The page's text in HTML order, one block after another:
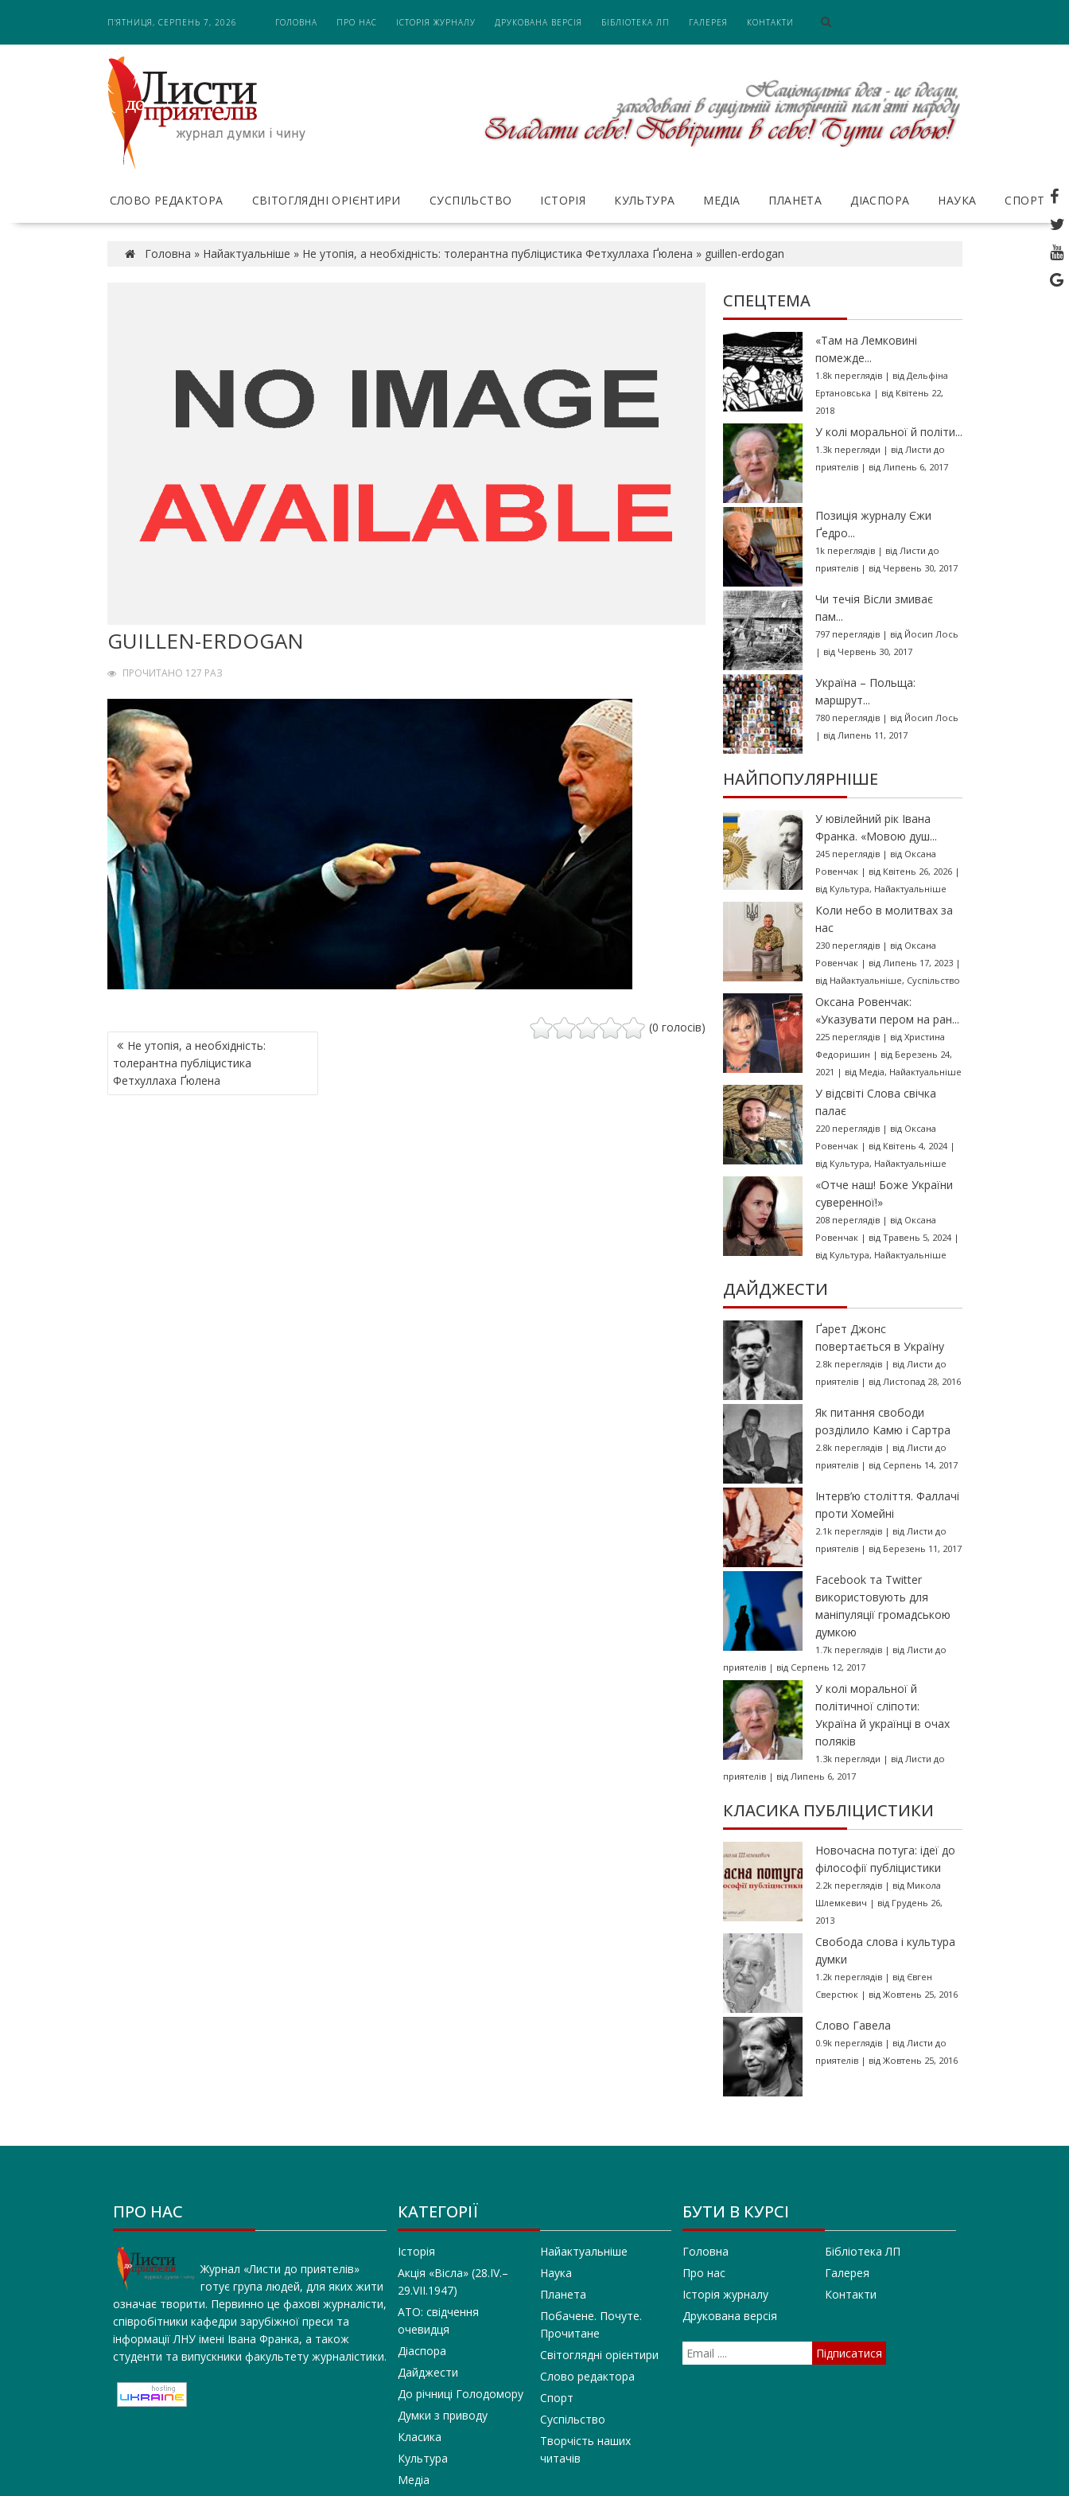
i
П’ЯТНИЦЯ, СЕРПЕНЬ 7, 2026 ГОЛОВНА ПРО НАС ІСТОРІЯ ЖУРНАЛУ ДРУКОВАНА ВЕРСІЯ БІБЛІОТЕКА ЛП ГАЛЕРЕЯ КОНТАКТИ
СЛОВО РЕДАКТОРА СВІТОГЛЯДНІ ОРІЄНТИРИ СУСПІЛЬСТВО ІСТОРІЯ КУЛЬТУРА МЕДІА ПЛАНЕТА ДІАСПОРА НАУКА СПОРТ
Головна » Найактуальніше » Не утопія, а необхідність: толерантна публіцистика Фетхуллаха Ґюлена » guillen-erdogan
GUILLEN-ERDOGAN
ПРОЧИТАНО 127 РАЗ
(0 голосів)
Н
А
В
І
Не утопія, а необхідність:
толерантна публіцистика
Фетхуллаха Ґюлена
СПЕЦТЕМА
«Там на Лемковині
помежде...
1.8k переглядів| від Дельфіна
Ертановська | від Квітень 22,
2018
У колі моральної й політи...
1.3k перегляди | від Листи до
приятелів| від Липень 6, 2017
Позиція журналу Єжи
Ґедро...
1k переглядів| від Листи до
приятелів| від Червень 30, 2017
Чи течія Вісли змиває
пам...
797 переглядів| від Йосип Лось
| від Червень 30, 2017
Україна – Польща:
маршрут...
780 переглядів| від Йосип Лось
| від Липень 11, 2017
НАЙПОПУЛЯРНІШЕ
У ювілейний рік Івана
Франка. «Мовою душ...
245 переглядів| від Оксана
Ровенчак| від Квітень 26, 2026|
від Культура, Найактуальніше
Коли небо в молитвах за
нас
230 переглядів| від Оксана
Ровенчак| від Липень 17, 2023|
від Найактуальніше, Суспільство
Оксана Ровенчак:
«Указувати пером на ран...
225 переглядів| від Христина
Федоришин | від Березень 24,
2021 | від Медіа, Найактуальніше
У відсвіті Слова свічка
палає
220 переглядів| від Оксана
Ровенчак| від Квітень 4, 2024|
від Культура, Найактуальніше
«Отче наш! Боже України
суверенної!»
208 переглядів| від Оксана
Ровенчак| від Травень 5, 2024|
від Культура, Найактуальніше
ДАЙДЖЕСТИ
Ґарет Джонс
повертається в Україну
2.8k переглядів| від Листи до
приятелів| від Листопад 28, 2016
Як питання свободи
розділило Камю і Сартра
2.8k переглядів| від Листи до
приятелів| від Серпень 14, 2017
Інтерв’ю століття. Фаллачі
проти Хомейні
2.1k переглядів| від Листи до
приятелів| від Березень 11, 2017
Facebook та Twitter
використовують для
маніпуляції громадською
думкою
1.7k переглядів| від Листи до
приятелів| від Серпень 12, 2017
У колі моральної й
політичної сліпоти:
Україна й українці в очах
поляків
1.3k перегляди | від Листи до
приятелів| від Липень 6, 2017
КЛАСИКА ПУБЛІЦИСТИКИ
Новочасна потуга: ідеї до
філософії публіцистики
2.2k переглядів| від Микола
Шлемкевич | від Грудень 26,
2013
Свобода слова і культура
думки
1.2k переглядів| від Євген
Сверстюк| від Жовтень 25, 2016
Слово Гавела
0.9k переглядів| від Листи до
приятелів| від Жовтень 25, 2016
ПРО НАС
Журнал «Листи до приятелів»
готує група людей, для яких жити
означає творити. Первинно це фахові журналісти,
співробітники кафедри зарубіжної преси та
інформації ЛНУ імені Івана Франка, а також
студенти та випускники факультету журналістики.
КАТЕГОРІЇ
Історія
Акція «Вісла» (28.IV.–
29.VII.1947)
АТО: свідчення
очевидця
Діаспора
Дайджести
До річниці Голодомору
Думки з приводу
Класика
Культура
Медіа
Найактуальніше
Наука
Планета
Побачене. Почуте.
Прочитане
Світоглядні орієнтири
Слово редактора
Спорт
Суспільство
Творчість наших
читачів
БУТИ В КУРСІ
Головна
Про нас
Історія журналу
Друкована версія
Бібліотека ЛП
Галерея
Контакти